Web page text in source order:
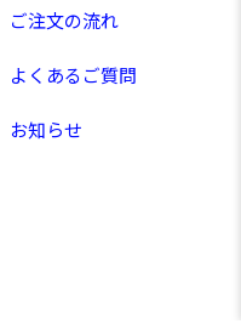
ご注文の流れ
よくあるご質問
お知らせ